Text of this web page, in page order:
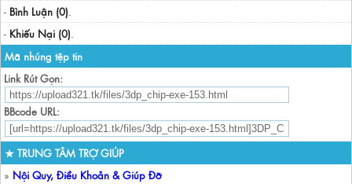
- Bình Luận (0).
- Khiếu Nại (0).
Mã nhúng tệp tin
Link Rút Gọn:
BBcode URL:
★ TRUNG TÂM TRỢ GIÚP
» Nội Quy, Điều Khoản & Giúp Đỡ